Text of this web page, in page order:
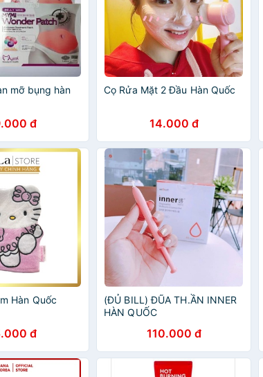
mỡ bụng hàn
đ
Cọ Rửa Mặt 2 Đầu Hàn Quốc
14.000 đ
Hàn Quốc
đ
(ĐỦ BILL) ĐŨA TH.ẦN INNER
HÀN QUỐC
110.000 đ